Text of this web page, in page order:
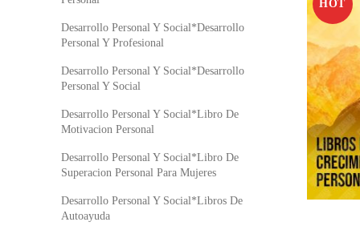
HOT
Desarrollo Personal Y Social*Desarrollo
Personal Y Profesional
Desarrollo Personal Y Social*Desarrollo
Personal Y Social
Desarrollo Personal Y Social*Libro De
Motivacion Personal
Desarrollo Personal Y Social*Libro De
Superacion Personal Para Mujeres
Desarrollo Personal Y Social*Libros De
Autoayuda